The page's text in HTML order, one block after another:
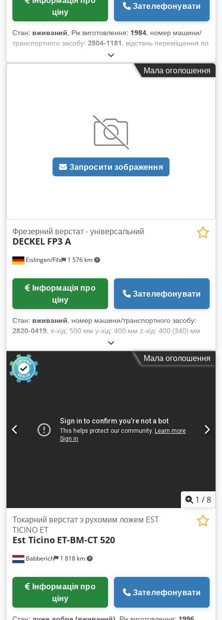
ціну
Зателефонувати
Стан: вживаний, Рік виготовлення: 1984, номер машини/
транспортного засобу: 2804-1181, відстань переміщення по
, відстань переміщення по осі Y:
відстань переміщення осі Z:400 мм, ширина столу:450 мм,
, максимальна швидкість обертання:
шпинделя SK40 DIN 2080, Переміщення: X/Y/Z =
500/400/400 мм, діапазон обертів шпинделя від 31,5 до
3150 об/хв (21 ступінь робочої частоти обертання
шпинделя), подача 5–1250 мм/хв, швидкий хід по X, Y і Z
2500 мм/хв, система охолодження та опорні башмаки в
комплекті. Рік випуску: 1984, у 2010 році верстат пройшов
капітальний ремонт у компанії Harich. Верстат знаходиться
Мала оголошення
Запросити зображення
Eislingen/Fils 1 576 km
Фрезерний верстат - універсальний
DECKEL FP3 A
ціну
Зателефонувати
Стан: вживаний, номер машини/транспортного засобу:
2820-0419, x-хід: 500 мм y-хід: 400 мм z-хід: 400 (340) мм
Розмір столу: 710 x 430 мм Діапазон обертів: 40 - 4000 об/
хв Діапазон подачі: 02 - 3600 мм/хв Швидка подача: 4,0 м/
хв Голова поворотна +/-: 90° Виліт шпинделя: 80 мм Конус
шпинделя: SK 40 Система управління: Contour 3 Загальна
потужність: 5,5 кВт Маса станка прибл.: 1,9 т Габарити
3 осях, гідравлічний затиск інструменту, автоматична
централізована система змащування, система подачі
охолоджувальної рідини, аварійна зупинка, освітлення
Мала оголошення
1 /8
Babberich 1 818 km
Токарний верстат з рухомим ложем EST
TICINO ET
Est Ticino ET-BM-CT 520
ціну
Зателефонувати